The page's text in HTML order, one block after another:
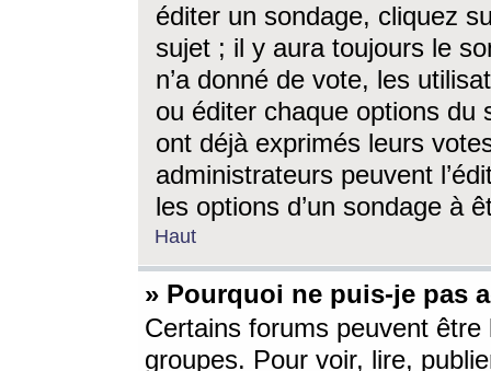
éditer un sondage, cliquez
sujet ; il y aura toujours le
n’a donné de vote, les
ou éditer chaque options du
ont déjà exprimés leurs
administrateurs peuvent
les options d’un sondage à
Haut
» Pourquoi ne puis-je pas
Certains forums peuvent être
groupes. Pour voir, lire,